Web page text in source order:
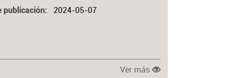
publicación 2024-05-07
Ver más